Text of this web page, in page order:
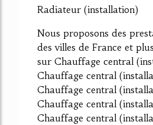
Radiateur (installation)
Nous proposons des
des villes de France et
sur Chauffage central
Chauffage central
Chauffage central
Chauffage central
Chauffage central